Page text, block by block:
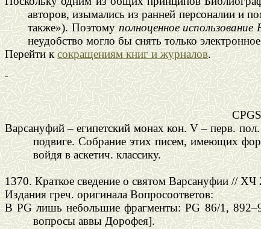
авторов, изымались из ранней персоналии и
также»). Поэтомуполноценное
неудобство могло бы снять только
Перейти ксокращениям книг и журналов.
CPGS
Варсануфий – египетский монах кон. V – перв.
подвиге. Собрание этих писем, имеющих
войдя в аскетич. классику.
1370. Краткое сведение о святом Варсануфии //
Издания греч. оригинала Вопросоответов:
В PG лишь небольшие фрагменты: PG 86/1,
вопросы аввы Дорофея].